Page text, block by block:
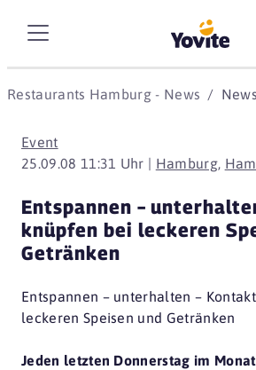
Restaurants Hamburg - News News
Event
25.09.08 11:31 Uhr | Hamburg,
Entspannen –
knüpfen bei leckeren
Getränken
Entspannen – unterhalten –
leckeren Speisen und Getränken
Jeden letzten Donnerstag im